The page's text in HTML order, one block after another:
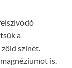
a
színét.
is.